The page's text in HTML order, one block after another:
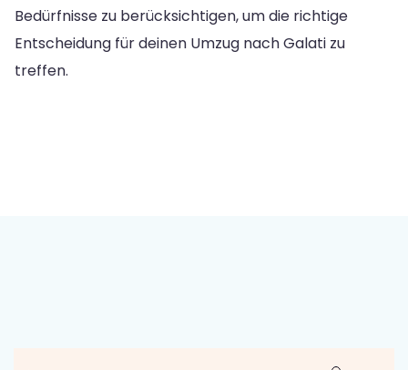
Bedürfnisse zu berücksichtigen, um die richtige
Entscheidung für deinen Umzug nach Galati zu
treffen.